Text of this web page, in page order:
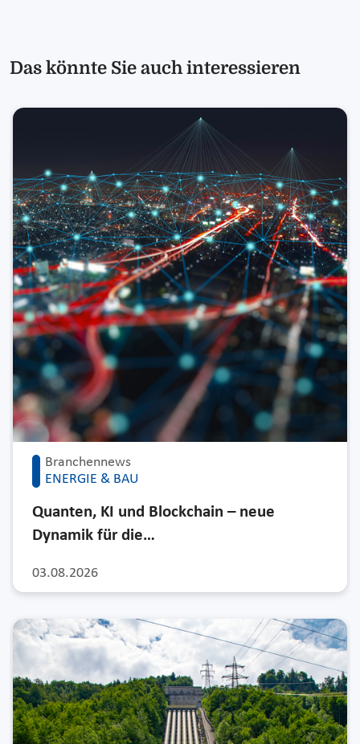
Das könnte Sie auch interessieren
Branchennews
ENERGIE & BAU
03.08.2026
Quanten, KI und Blockchain – neue
Dynamik für die…